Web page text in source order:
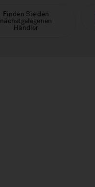
Finden Sie den
nächstgelegenen
Händler